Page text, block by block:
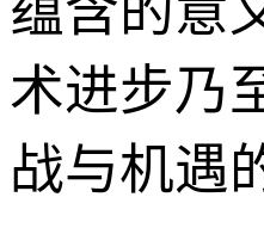
蕴含的意
术进步乃
战与机遇